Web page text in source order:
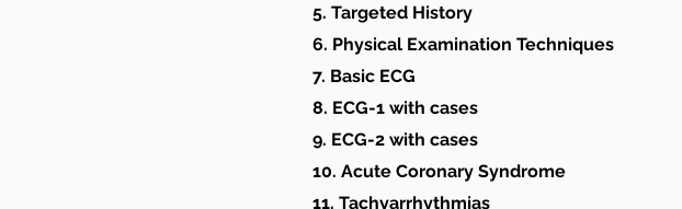
5. Targeted History
6. Physical Examination Techniques
7. Basic ECG
8. ECG-1 with cases
9. ECG-2 with cases
10. Acute Coronary Syndrome
11. Tachyarrhythmias